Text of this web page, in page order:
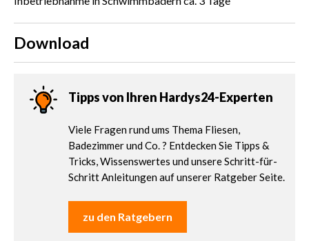
Download
Tipps von Ihren Hardys24-Experten
Viele Fragen rund ums Thema Fliesen,
Badezimmer und Co. ? Entdecken Sie Tipps &
Tricks, Wissenswertes und unsere Schritt-für-
Schritt Anleitungen auf unserer Ratgeber Seite.
zu den Ratgebern